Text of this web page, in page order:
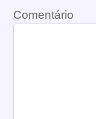
Comentário